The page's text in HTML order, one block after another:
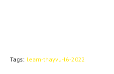
Tags: learn-thayvu-l6-2022